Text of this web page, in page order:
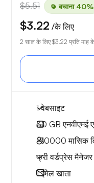
$5.51 बचाना 40%
$3.22 /के लिए
2 साल के लिए $3.22 प्रति माह
1 वेबसाइट
30 GB एनवीएमई
~10000 मासिक
फ्री वर्डप्रेस मैनेजर
1ईमेल खाता